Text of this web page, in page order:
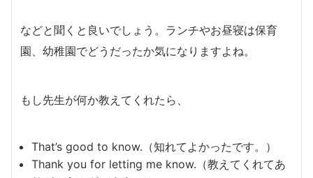
などと聞くと良いでしょう。ランチやお昼寝は保育
園、幼稚園でどうだったか気になりますよね。
もし先生が何か教えてくれたら、
That’s good to know.（知れてよかったです。）
Thank you for letting me know.（教えてくれてあ